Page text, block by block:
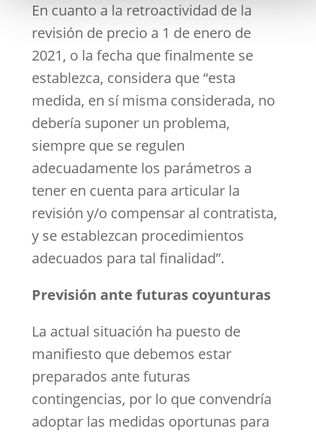
En cuanto a la retroactividad de la
revisión de precio a 1 de enero de
2021, o la fecha que finalmente se
establezca, considera que “esta
medida, en sí misma considerada, no
debería suponer un problema,
siempre que se regulen
adecuadamente los parámetros a
tener en cuenta para articular la
revisión y/o compensar al contratista,
y se establezcan procedimientos
adecuados para tal finalidad”.
Previsión ante futuras coyunturas
La actual situación ha puesto de
manifiesto que debemos estar
preparados ante futuras
contingencias, por lo que convendría
adoptar las medidas oportunas para